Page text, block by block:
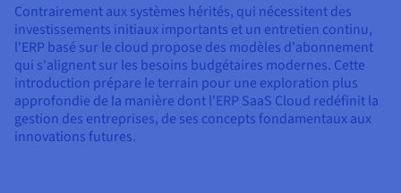
Contrairement aux systèmes hérités, qui nécessitent des
investissements initiaux importants et un entretien continu,
l'ERP basé sur le cloud propose des modèles d'abonnement
qui s'alignent sur les besoins budgétaires modernes. Cette
introduction prépare le terrain pour une exploration plus
approfondie de la manière dont l'ERP SaaS Cloud redéfinit la
gestion des entreprises, de ses concepts fondamentaux aux
innovations futures.